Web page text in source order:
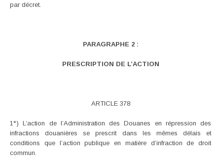
par décret.
PARAGRAPHE 2 :
PRESCRIPTION DE L’ACTION
ARTICLE 378
1°) L’action de l’Administration des Douanes en répression des
infractions douanières se prescrit dans les mêmes délais et
conditions que l’action publique en matière d’infraction de droit
commun.